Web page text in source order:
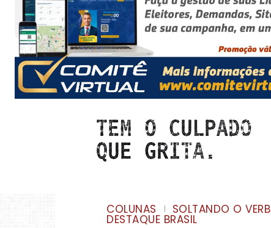
COLUNAS SOLTANDO O
DESTAQUE BRASIL